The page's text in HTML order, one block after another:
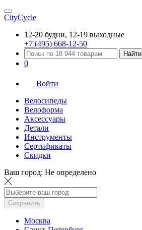
CityCycle
12-20 будни, 12-19 выходные
+7 (495) 668-12-50
Найти
0
Войти
Велосипеды
Велоформа
Аксессуары
Детали
Инструменты
Сертификаты
Скидки
Ваш город: Не определено
Сохранить
Москва